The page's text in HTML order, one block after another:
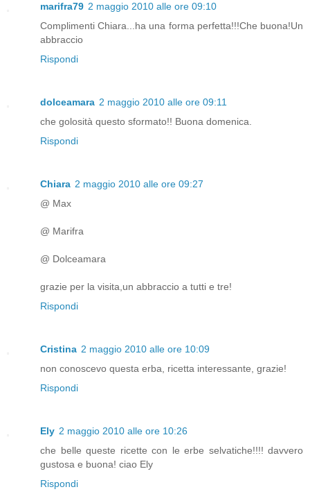
marifra79 2 maggio 2010 alle ore 09:10
Complimenti Chiara...ha una forma perfetta!!!Che buona!Un
abbraccio
Rispondi
dolceamara 2 maggio 2010 alle ore 09:11
che golosità questo sformato!! Buona domenica.
Rispondi
Chiara 2 maggio 2010 alle ore 09:27
@ Max
@ Marifra
@ Dolceamara
grazie per la visita,un abbraccio a tutti e tre!
Rispondi
Cristina 2 maggio 2010 alle ore 10:09
non conoscevo questa erba, ricetta interessante, grazie!
Rispondi
Ely 2 maggio 2010 alle ore 10:26
che belle queste ricette con le erbe selvatiche!!!! davvero
gustosa e buona! ciao Ely
Rispondi